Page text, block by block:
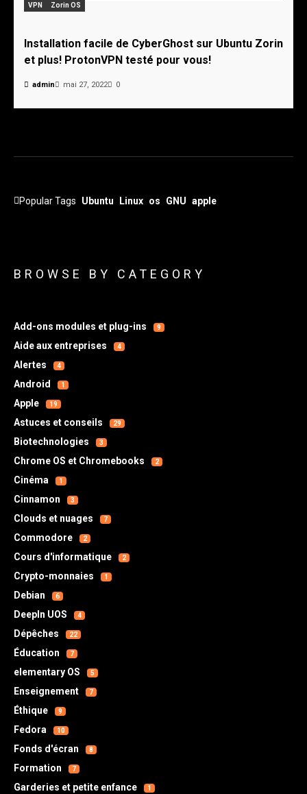
VPN
Zorin OS
Installation facile de CyberGhost sur Ubuntu Zorin
et plus! ProtonVPN testé pour vous!
admin mai 27, 2022 0
Popular Tags Ubuntu Linux os GNU apple
BROWSE BY CATEGORY
Add-ons modules et plug-ins 9
Aide aux entreprises 4
Alertes 4
Android 1
Apple 19
Astuces et conseils 29
Biotechnologies 3
Chrome OS et Chromebooks 2
Cinéma 1
Cinnamon 3
Clouds et nuages 7
Commodore 2
Cours d'informatique 2
Crypto-monnaies 1
Debian 6
DeepIn UOS 4
Dépêches 22
Éducation 7
elementary OS 5
Enseignement 7
Éthique 9
Fedora 10
Fonds d'écran 8
Formation 7
Garderies et petite enfance 1